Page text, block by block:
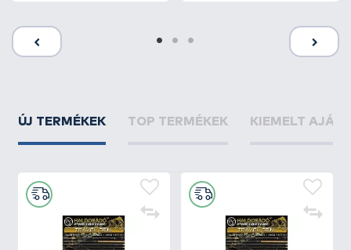
ÚJ TERMÉKEK TOP TERMÉKEK KIEMELT